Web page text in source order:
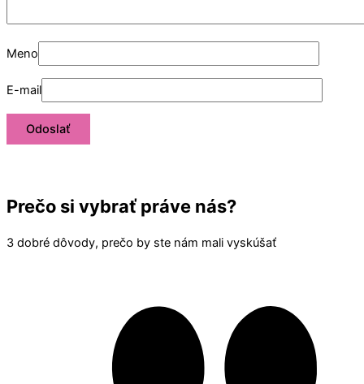
Meno
E-mail
Prečo si vybrať práve nás?
3 dobré dôvody, prečo by ste nám mali vyskúšať